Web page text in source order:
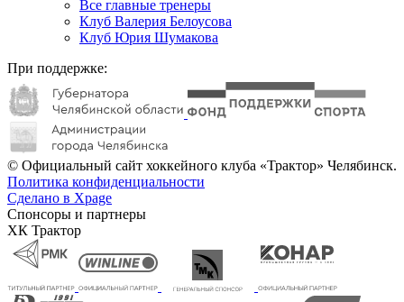
Все главные тренеры
Клуб Валерия Белоусова
Клуб Юрия Шумакова
При поддержке:
© Официальный сайт хоккейного клуба «Трактор» Челябинск.
Политика конфиденциальности
Сделано в Xpage
Спонсоры и партнеры
ХК Трактор